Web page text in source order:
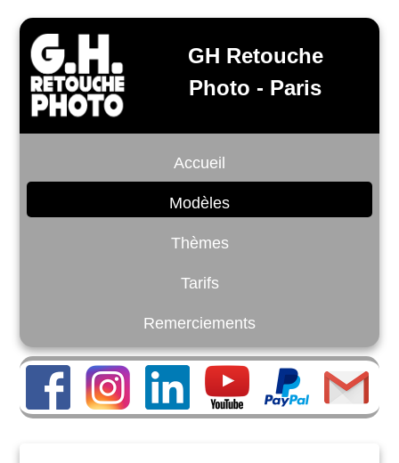
GH Retouche
Photo - Paris
Accueil
Modèles
Thèmes
Tarifs
Remerciements